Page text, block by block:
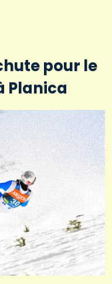
pour le
Planica